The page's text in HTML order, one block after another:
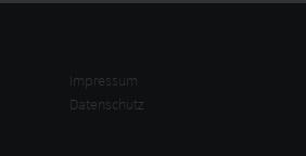
Impressum
Datenschutz